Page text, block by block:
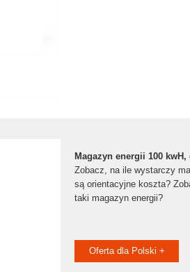
Magazyn energii 100
Zobacz, na ile wystarczy
są orientacyjne koszta?
taki magazyn energii?
Oferta dla Polski +